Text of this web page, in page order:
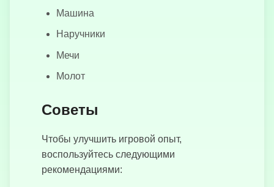
Машина
Наручники
Мечи
Молот
Советы
Чтобы улучшить игровой опыт,
воспользуйтесь следующими
рекомендациями: